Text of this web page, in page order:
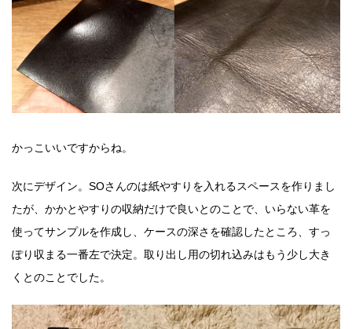
かっこいいですからね。
次にデザイン。SOさんのは紙やすりを入れるスペースを作りまし
たが、かかとやすりの収納だけで良いとのことで、いらない革を
使ってサンプルを作成し、ケースの深さを確認したところ、すっ
ぽり収まる一番左で決定。取り出し用の切れ込みはもう少し大き
くとのことでした。